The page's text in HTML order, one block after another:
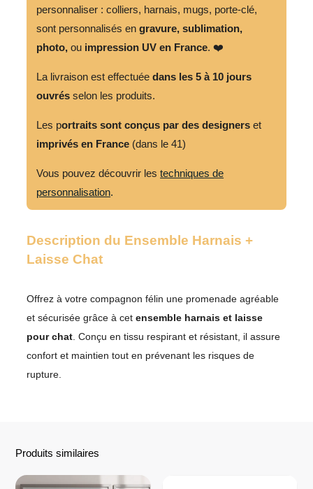
personnaliser : colliers, harnais, mugs, porte-clé,
sont personnalisés engravure, sublimation,
photo, ou impression UV en France. ❤️
La livraison est effectuéedans les 5 à 10 jours
ouvrés selon les produits.
Les portraits sont conçus par des designers et
imprivés en France (dans le 41)
Vous pouvez découvrir lestechniques de
personnalisation.
Description du Ensemble Harnais +
Laisse Chat
Offrez à votre compagnon félin une promenade agréable
et sécurisée grâce à cetensemble harnais et laisse
pour chat. Conçu en tissu respirant et résistant, il assure
confort et maintien tout en prévenant les risques de
rupture.
Produits similaires